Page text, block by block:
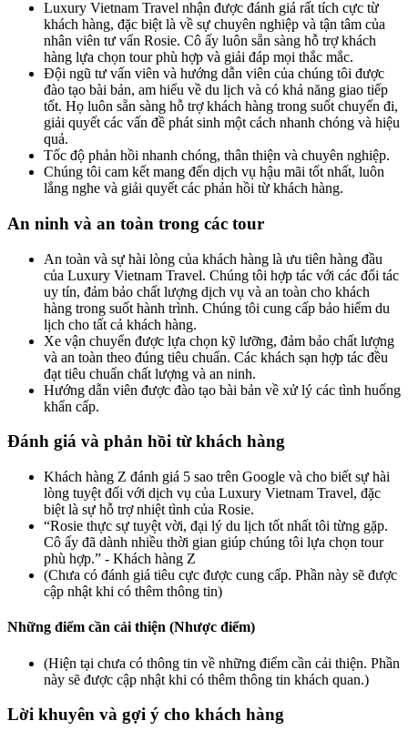
Luxury Vietnam Travel nhận được đánh giá rất tích cực từ
khách hàng, đặc biệt là về sự chuyên nghiệp và tận tâm của
nhân viên tư vấn Rosie. Cô ấy luôn sẵn sàng hỗ trợ khách
hàng lựa chọn tour phù hợp và giải đáp mọi thắc mắc.
Đội ngũ tư vấn viên và hướng dẫn viên của chúng tôi được
đào tạo bài bản, am hiểu về du lịch và có khả năng giao tiếp
tốt. Họ luôn sẵn sàng hỗ trợ khách hàng trong suốt chuyến đi,
giải quyết các vấn đề phát sinh một cách nhanh chóng và hiệu
quả.
Tốc độ phản hồi nhanh chóng, thân thiện và chuyên nghiệp.
Chúng tôi cam kết mang đến dịch vụ hậu mãi tốt nhất, luôn
lắng nghe và giải quyết các phản hồi từ khách hàng.
An ninh và an toàn trong các tour
An toàn và sự hài lòng của khách hàng là ưu tiên hàng đầu
của Luxury Vietnam Travel. Chúng tôi hợp tác với các đối tác
uy tín, đảm bảo chất lượng dịch vụ và an toàn cho khách
hàng trong suốt hành trình. Chúng tôi cung cấp bảo hiểm du
lịch cho tất cả khách hàng.
Xe vận chuyển được lựa chọn kỹ lưỡng, đảm bảo chất lượng
và an toàn theo đúng tiêu chuẩn. Các khách sạn hợp tác đều
đạt tiêu chuẩn chất lượng và an ninh.
Hướng dẫn viên được đào tạo bài bản về xử lý các tình huống
khẩn cấp.
Đánh giá và phản hồi từ khách hàng
Khách hàng Z đánh giá 5 sao trên Google và cho biết sự hài
lòng tuyệt đối với dịch vụ của Luxury Vietnam Travel, đặc
biệt là sự hỗ trợ nhiệt tình của Rosie.
“Rosie thực sự tuyệt vời, đại lý du lịch tốt nhất tôi từng gặp.
Cô ấy đã dành nhiều thời gian giúp chúng tôi lựa chọn tour
phù hợp.” - Khách hàng Z
(Chưa có đánh giá tiêu cực được cung cấp. Phần này sẽ được
cập nhật khi có thêm thông tin)
Những điểm cần cải thiện (Nhược điểm)
(Hiện tại chưa có thông tin về những điểm cần cải thiện. Phần
này sẽ được cập nhật khi có thêm thông tin khách quan.)
Lời khuyên và gợi ý cho khách hàng